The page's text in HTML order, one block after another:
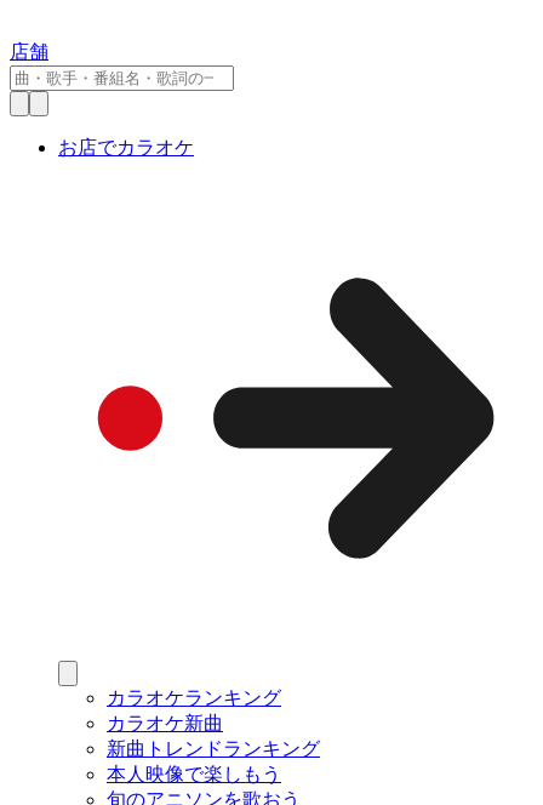
店舗
お店でカラオケ
カラオケランキング
カラオケ新曲
新曲トレンドランキング
本人映像で楽しもう
旬のアニソンを歌おう